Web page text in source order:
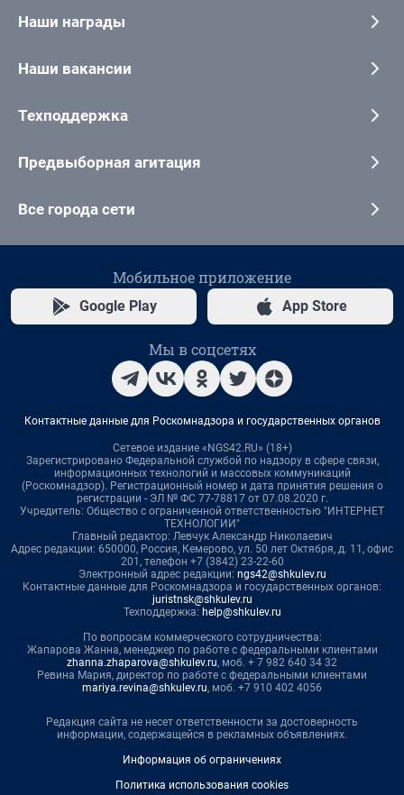
Наши награды
Наши вакансии
Техподдержка
Предвыборная агитация
Все города сети
Мобильное приложение
Google Play App Store
Мы в соцсетях
Контактные данные для Роскомнадзора и государственных органов
Сетевое издание «NGS42.RU» (18+)
Зарегистрировано Федеральной службой по надзору в сфере связи,
информационных технологий и массовых коммуникаций
(Роскомнадзор). Регистрационный номер и дата принятия решения о
регистрации - ЭЛ № ФС 77-78817 от 07.08.2020 г.
Учредитель: Общество с ограниченной ответственностью "ИНТЕРНЕТ
ТЕХНОЛОГИИ"
Главный редактор: Левчук Александр Николаевич
Адрес редакции: 650000, Россия, Кемерово, ул. 50 лет Октября, д. 11, офис
201, телефон +7 (3842) 23-22-60
Электронный адрес редакции: ngs42@shkulev.ru
Контактные данные для Роскомнадзора и государственных органов:
juristnsk@shkulev.ru
Техподдержка: help@shkulev.ru
По вопросам коммерческого сотрудничества:
Жапарова Жанна, менеджер по работе с федеральными клиентами
zhanna.zhaparova@shkulev.ru, моб. + 7 982 640 34 32
Ревина Мария, директор по работе с федеральными клиентами
mariya.revina@shkulev.ru, моб. +7 910 402 4056
Редакция сайта не несет ответственности за достоверность
информации, содержащейся в рекламных объявлениях.
Информация об ограничениях
Политика использования cookies